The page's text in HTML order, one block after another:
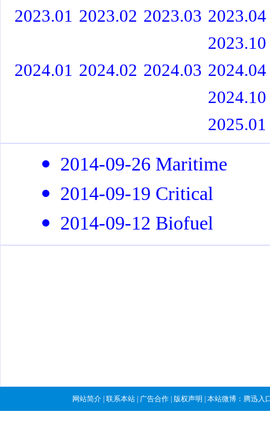
2023.01 2023.02 2023.03 2023.04
2023.10
2024.01 2024.02 2024.03 2024.04
2024.10
2025.01
2014-09-26 Maritime
2014-09-19 Critical
2014-09-12 Biofuel
网站简介 联系本站 广告合作 版权声明 | 本站微博： 腾迅入